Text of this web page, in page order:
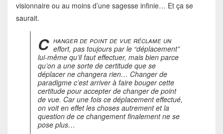
visionnaire ou au moins d’une sagesse infinie… Et ça se
saurait.
C hanger de point de vue réclame un
effort, pas toujours par le “déplacement”
lui-même qu’il faut effectuer, mais bien parce
qu’on a une sorte de certitude que se
déplacer ne changera rien… Changer de
paradigme c’est arriver à faire bouger cette
certitude pour accepter de changer de point
de vue. Car une fois ce déplacement effectué,
on voit en effet les choses autrement et la
question de ce changement finalement ne se
pose plus…